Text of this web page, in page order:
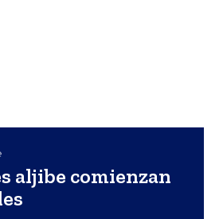
aljibe comienzan